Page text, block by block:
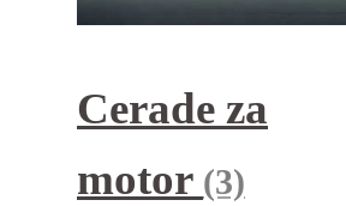
Cerade za
motor (3)